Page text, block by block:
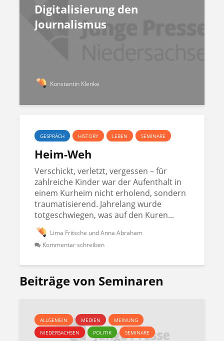
Digitalisierung den
Journalismus
Konstantin Klenke
GESPRÄCH HISTORY LEBEN SEMINARE
Heim-Weh
Verschickt, verletzt, vergessen – für
zahlreiche Kinder war der Aufenthalt in
einem Kurheim nicht erholend, sondern
traumatisierend. Jahrelang wurde
totgeschwiegen, was auf den Kuren...
Lima Fritsche und Anna Abraham
Kommentar schreiben
Beiträge von Seminaren
ALLGEMEIN MEDIEN
MEINUNG
NIEDERSACHSEN
POLITIK SEMINARE